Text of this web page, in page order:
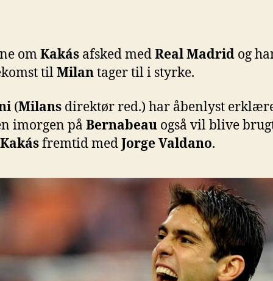
i
omKakás afsked medReal Madrid og
tilMilantager til i styrke.
(Milans direktør red.) har åbenlyst
imorgen på Bernabeau også vil blive
Kakásfremtid medJorge Valdano.